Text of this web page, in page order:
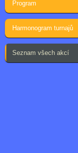
Program
Harmonogram turnajů
Seznam všech akcí